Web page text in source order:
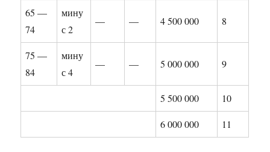
65 —
74
мину
с 2
— — 4 500 000 8
75 —
84
мину
с 4
— — 5 000 000 9
5 500 000 10
6 000 000 11